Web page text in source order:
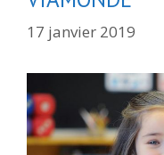
17 janvier 2019